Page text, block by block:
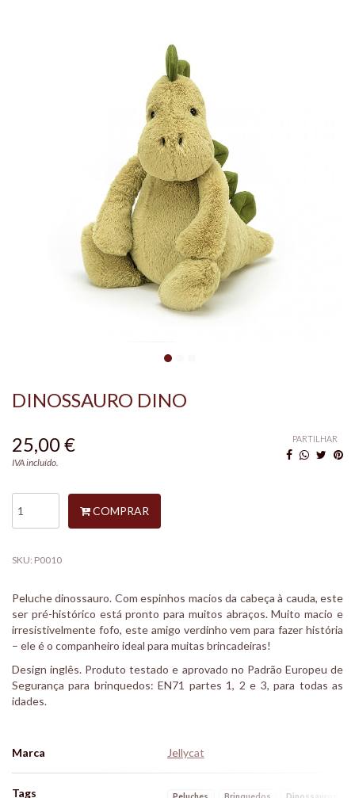
DINOSSAURO DINO
25,00 €
IVA incluído.
PARTILHAR
COMPRAR
SKU: P0010
Peluche dinossauro. Com espinhos macios da cabeça à cauda, este
ser pré-histórico está pronto para muitos abraços. Muito macio e
irresistivelmente fofo, este amigo verdinho vem para fazer história
– ele é o companheiro ideal para muitas brincadeiras!
Design inglês. Produto testado e aprovado no Padrão Europeu de
Segurança para brinquedos: EN71 partes 1, 2 e 3, para todas as
idades.
Marca Jellycat
Tags